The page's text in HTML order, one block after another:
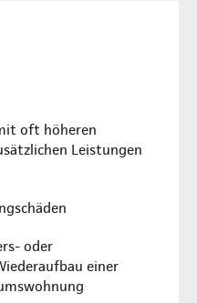
oft höheren
Leistungen
oder
einer